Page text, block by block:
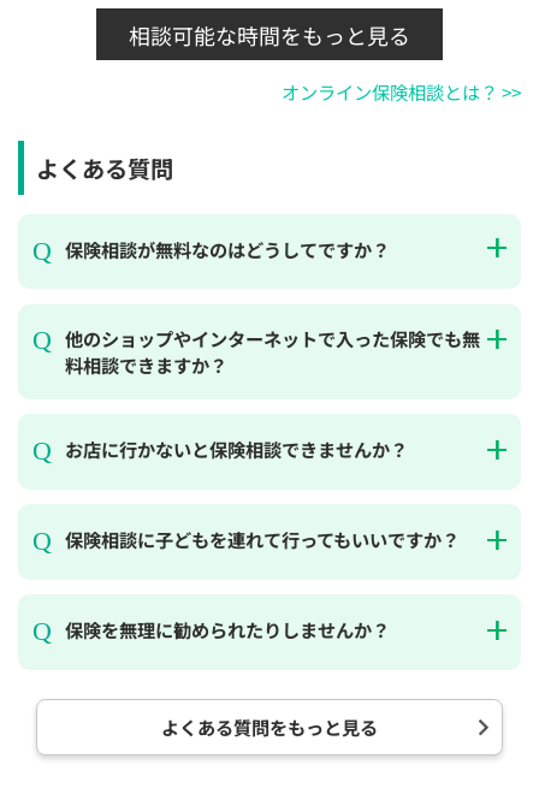
11:30
12:00
×
12:30
×
×
14:00
×
15:00
10:30
×
11:30
12:00
×
12:30
◯
◯
14:00
◯
15:00
10:30
◯
12:00
◯
12:30
◯
◯
14:00
◯
◯
15:00
10:30
◯
11:00
12:00
◯
12:30
◯
◯
14:00
◯
◯
15:00
10:30
◯
11:00
12:00
◯
12:30
◯
◯
14:00
◯
◯
15:00
10:30
◯
11:00
◯
12:30
◯
◯
14:00
15:00
11:00
◯
12:00
◯
12:30
◯
◯
14:00
◯
◯
15:00
相談可能な時間をもっと見る
オンライン保険相談とは？ >>
よくある質問
保険相談が無料なのはどうしてですか？
他のショップやインターネットで入った保険でも無
料相談できますか？
お店に行かないと保険相談できませんか？
保険相談に子どもを連れて行ってもいいですか？
保険を無理に勧められたりしませんか？
よくある質問をもっと見る